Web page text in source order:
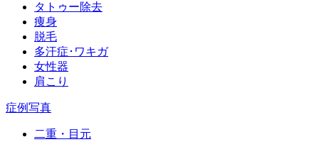
タトゥー除去
痩身
脱毛
多汗症･ワキガ
女性器
肩こり
症例写真
二重・目元